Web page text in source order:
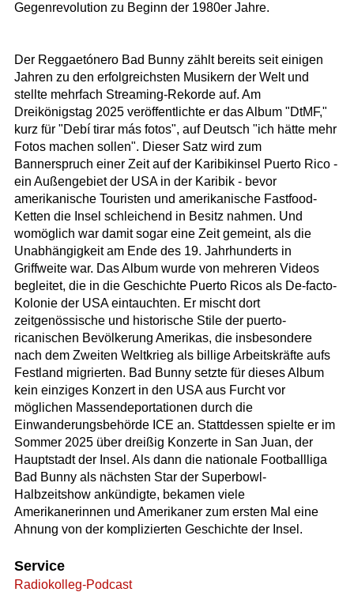
Gegenrevolution zu Beginn der 1980er Jahre.
Der Reggaetónero Bad Bunny zählt bereits seit einigen
Jahren zu den erfolgreichsten Musikern der Welt und
stellte mehrfach Streaming-Rekorde auf. Am
Dreikönigstag 2025 veröffentlichte er das Album "DtMF,"
kurz für "Debí tirar más fotos", auf Deutsch "ich hätte mehr
Fotos machen sollen". Dieser Satz wird zum
Bannerspruch einer Zeit auf der Karibikinsel Puerto Rico -
ein Außengebiet der USA in der Karibik - bevor
amerikanische Touristen und amerikanische Fastfood-
Ketten die Insel schleichend in Besitz nahmen. Und
womöglich war damit sogar eine Zeit gemeint, als die
Unabhängigkeit am Ende des 19. Jahrhunderts in
Griffweite war. Das Album wurde von mehreren Videos
begleitet, die in die Geschichte Puerto Ricos als De-facto-
Kolonie der USA eintauchten. Er mischt dort
zeitgenössische und historische Stile der puerto-
ricanischen Bevölkerung Amerikas, die insbesondere
nach dem Zweiten Weltkrieg als billige Arbeitskräfte aufs
Festland migrierten. Bad Bunny setzte für dieses Album
kein einziges Konzert in den USA aus Furcht vor
möglichen Massendeportationen durch die
Einwanderungsbehörde ICE an. Stattdessen spielte er im
Sommer 2025 über dreißig Konzerte in San Juan, der
Hauptstadt der Insel. Als dann die nationale Footballliga
Bad Bunny als nächsten Star der Superbowl-
Halbzeitshow ankündigte, bekamen viele
Amerikanerinnen und Amerikaner zum ersten Mal eine
Ahnung von der komplizierten Geschichte der Insel.
Service
Radiokolleg-Podcast